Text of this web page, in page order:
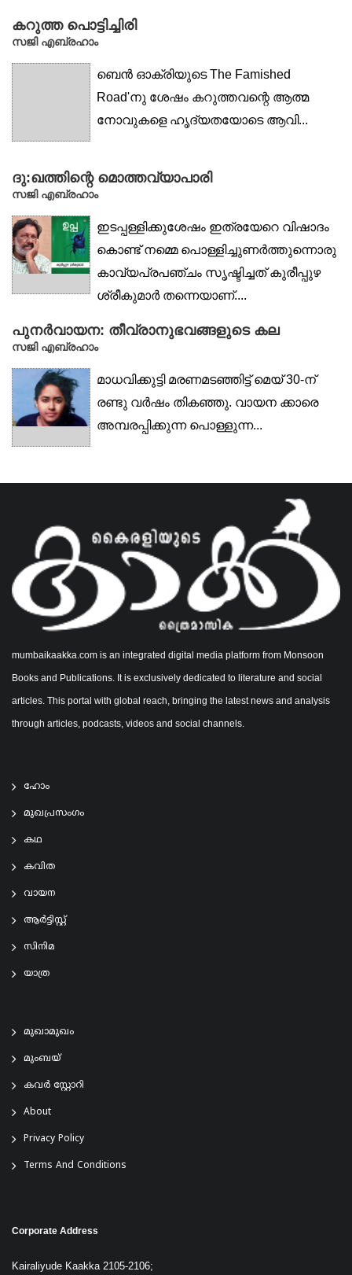
കറുത്ത പൊട്ടിച്ചിരി
സജി എബ്രഹാം
ബെൻ ഓക്രിയുടെ The Famished
Road'നു ശേഷം കറുത്തവന്റെ ആത്മ
നോവുകളെ ഹൃദ്യതയോടെ ആവി...
ദു:ഖത്തിന്റെ മൊത്തവ്യാപാരി
സജി എബ്രഹാം
ഇടപ്പള്ളിക്കുശേഷം ഇത്രയേറെ വിഷാദം
കൊണ്ട് നമ്മെ പൊള്ളിച്ചുണർത്തുന്നൊരു
കാവ്യപ്രപഞ്ചം സൃഷ്ടിച്ചത് കുരീപ്പുഴ
ശ്രീകുമാർ തന്നെയാണ്....
പുനർവായന: തീവ്രാനുഭവങ്ങളുടെ കല
സജി എബ്രഹാം
മാധവിക്കുട്ടി മരണമടഞ്ഞിട്ട് മെയ് 30-ന്
രണ്ടു വർഷം തികഞ്ഞു. വായന ക്കാരെ
അമ്പരപ്പിക്കുന്ന പൊള്ളുന്ന...
mumbaikaakka.com is an integrated digital media platform from Monsoon
Books and Publications. It is exclusively dedicated to literature and social
articles. This portal with global reach, bringing the latest news and analysis
through articles, podcasts, videos and social channels.
ഹോം
മുഖപ്രസംഗം
കഥ
കവിത
വായന
ആര്‍ട്ടിസ്റ്റ്
സിനിമ
യാത്ര
മുഖാമുഖം
മുംബയ്
കവർ സ്റ്റോറി
About
Privacy Policy
Terms And Conditions
Corporate Address
Kairaliyude Kaakka 2105-2106;